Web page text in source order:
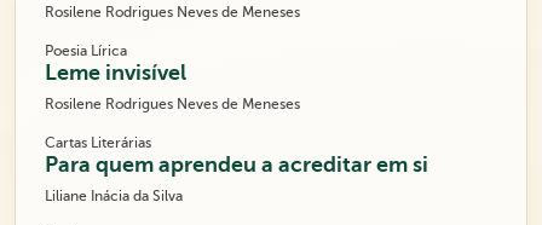
Rosilene Rodrigues Neves de Meneses
Poesia Lírica
Leme invisível
Rosilene Rodrigues Neves de Meneses
Cartas Literárias
Para quem aprendeu a acreditar em si
Liliane Inácia da Silva